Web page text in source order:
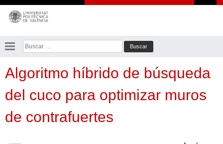
Saltar
contenido
Buscar:
Algoritmo híbrido de búsqueda
del cuco para optimizar muros
de contrafuertes